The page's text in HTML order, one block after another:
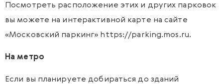
Посмотреть расположение этих и других парковок
вы можете на интерактивной карте на сайте
«Московский паркинг» https://parking.mos.ru.
На метро
Если вы планируете добираться до зданий